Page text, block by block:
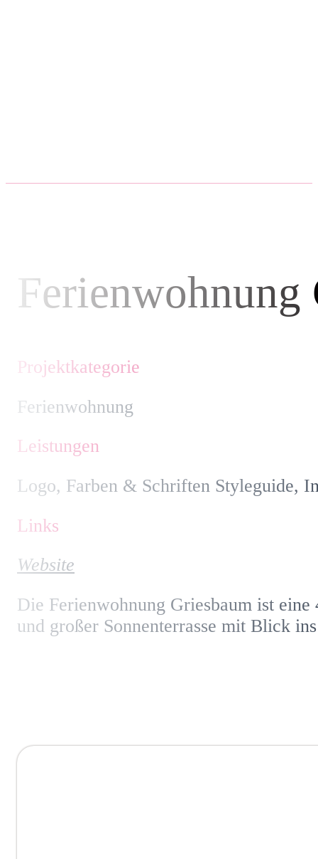
Ferienwohnung
Projektkategorie
Ferienwohnung
Leistungen
Logo, Farben & Schriften Styleguide,
Links
Website
Die Ferienwohnung Griesbaum ist
und großer Sonnenterrasse mit Blick